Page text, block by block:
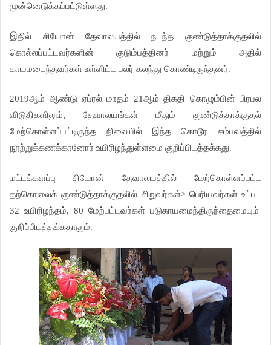
முன்னெடுக்கப்பட்டுள்ளது.
இதில் சியோன் தேவாலயத்தில் நடந்த
குண்டுத்தாக்குதலில்
கொல்லப்பட்டவர்களின்
குடும்பத்தினர் மற்றும்
அதில்
காயமடைந்தவர்கள் உள்ளிட்ட பலர் கலந்து கொண்டிருந்தனர்.
2019ஆம் ஆண்டு ஏப்ரல் மாதம் 21ஆம் திகதி கொழும்பின் பிரபல
விடுதிகளிலும்,
தேவாலயங்கள் மீதும்
குண்டுத்தாக்குதல்
மேற்கொள்ளப்பட்டிருந்த
நிலையில் இந்த கொடூர
சம்பவத்தில்
நூற்றுக்கணக்கானோர் உயிரிழந்துள்ளமை குறிப்பிடத்தக்கது.
மட்டக்களப்பு சியோன் தேவாலயத்தில்
மேற்கொள்ளப்பட்ட
தற்கொலைக் குண்டுத்தாக்குதலில் சிறுவர்கள்> பெரியவர்கள் உட்பட
32உயிரிழந்தம், 80 மேற்பட்டவர்கள் படுகாயமைந்திருந்தைமையும்
குறிப்பிடத்தக்கதாகும்.